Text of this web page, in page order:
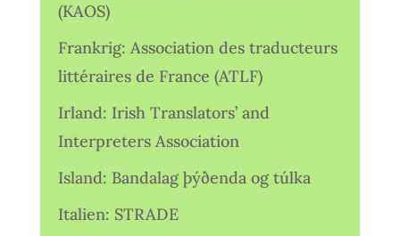
(KAOS)
Frankrig: Association des traducteurs
littéraires de France (ATLF)
Irland: Irish Translators’ and
Interpreters Association
Island: Bandalag þýðenda og túlka
Italien: STRADE